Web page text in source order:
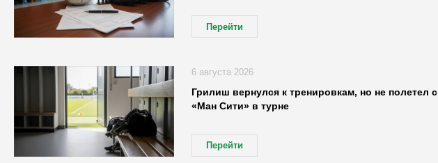
Перейти
Грилиш вернулся к тренировкам, но не полетел с
«Ман Сити» в турне
Перейти
6 августа 2026